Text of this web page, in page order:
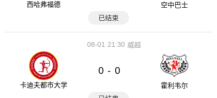
西哈弗福德
空中巴士
已结束
21:30
08-01 威超
卡迪夫都市大学
0 - 0
霍利韦尔